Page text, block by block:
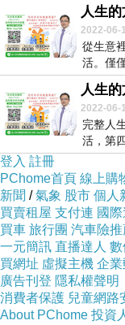
人生
2022-06-
從生意
活。僅
喜，結
人生
2022-06-
完整人
活，第
走？...
登入 註冊
PChome首頁 線上購
新聞 /氣象 股市 個人
買賣租屋 支付連 國際
買車 旅行團 汽車險推
一元簡訊 直播達人 數
買網址 虛擬主機 企
廣告刊登 隱私權聲明
消費者保護 兒童網路
About PChome 投資